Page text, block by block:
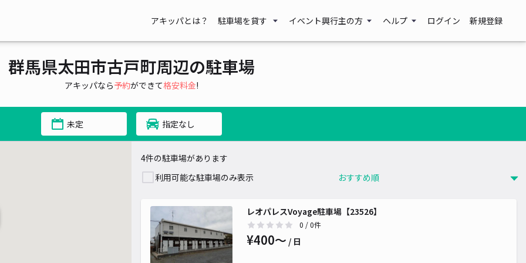
アキッパとは？ 駐車場を貸す イベント興行主の方 ヘルプ ログイン 新規登録
群馬県太田市古戸町周辺の駐車場
アキッパなら予約ができて格安料金!
未定 指定なし
4件の駐車場があります
利用可能な駐車場のみ表示
レオパレスVoyage駐車場【23526】
0 / 0件
¥400〜 / 日